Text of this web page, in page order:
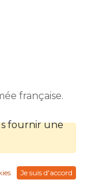
française.
fournir une
Je suis d'accord